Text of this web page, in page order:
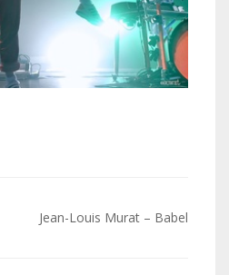
Jean-Louis Murat – Babel